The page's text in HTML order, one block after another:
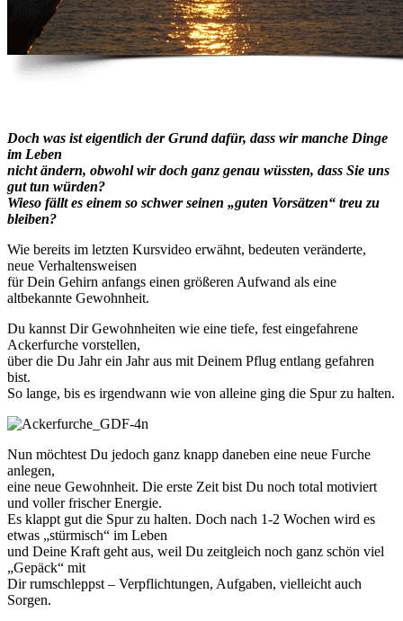
Doch was ist eigentlich der Grund dafür, dass wir manche Dinge
im Leben
nicht ändern, obwohl wir doch ganz genau wüssten, dass Sie uns
gut tun würden?
Wieso fällt es einem so schwer seinen „guten Vorsätzen“ treu zu
bleiben?
Wie bereits im letzten Kursvideo erwähnt, bedeuten veränderte,
neue Verhaltensweisen
für Dein Gehirn anfangs einen größeren Aufwand als eine
altbekannte Gewohnheit.
Du kannst Dir Gewohnheiten wie eine tiefe, fest eingefahrene
Ackerfurche vorstellen,
über die Du Jahr ein Jahr aus mit Deinem Pflug entlang gefahren
bist.
So lange, bis es irgendwann wie von alleine ging die Spur zu halten.
Nun möchtest Du jedoch ganz knapp daneben eine neue Furche
anlegen,
eine neue Gewohnheit. Die erste Zeit bist Du noch total motiviert
und voller frischer Energie.
Es klappt gut die Spur zu halten. Doch nach 1-2 Wochen wird es
etwas „stürmisch“ im Leben
und Deine Kraft geht aus, weil Du zeitgleich noch ganz schön viel
„Gepäck“ mit
Dir rumschleppst – Verpflichtungen, Aufgaben, vielleicht auch
Sorgen.